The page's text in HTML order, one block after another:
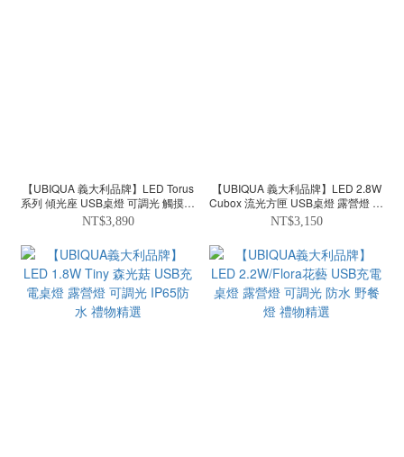
【UBIQUA 義大利品牌】LED Torus
系列 傾光座 USB桌燈 可調光 觸摸開
關 禮物精選
NT$3,890
【UBIQUA 義大利品牌】LED 2.8W
Cubox 流光方匣 USB桌燈 露營燈 可
調光 IP54防水 禮物精選
NT$3,150